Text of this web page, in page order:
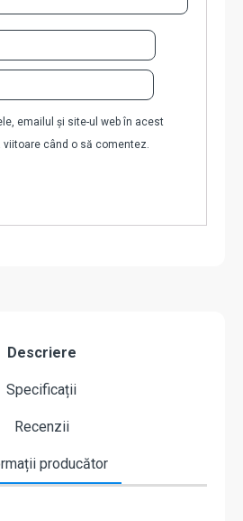
emailul și site-ul web în acest
viitoare când o să comentez.
Descriere
Specificații
Recenzii
producător